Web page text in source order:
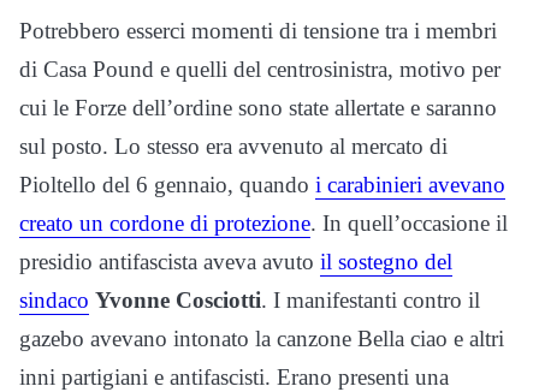
Potrebbero esserci momenti di tensione tra i membri
di Casa Pound e quelli del centrosinistra, motivo per
cui le Forze dell’ordine sono state allertate e saranno
sul posto. Lo stesso era avvenuto al mercato di
Pioltello del 6 gennaio, quando i carabinieri avevano
creato un cordone di protezione. In quell’occasione il
presidio antifascista aveva avuto il sostegno del
sindaco Yvonne Cosciotti. I manifestanti contro il
gazebo avevano intonato la canzone Bella ciao e altri
inni partigiani e antifascisti. Erano presenti una